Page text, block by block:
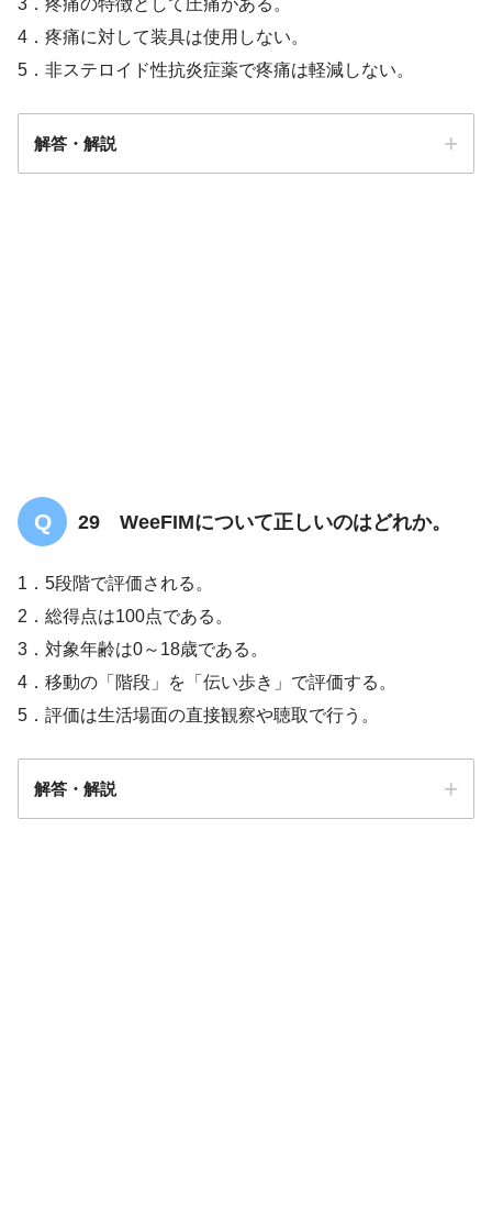
3．疼痛の特徴として圧痛がある。
4．疼痛に対して装具は使用しない。
5．非ステロイド性抗炎症薬で疼痛は軽減しない。
解答・解説
29 WeeFIMについて正しいのはどれか。
1．5段階で評価される。
2．総得点は100点である。
3．対象年齢は0～18歳である。
4．移動の「階段」を「伝い歩き」で評価する。
5．評価は生活場面の直接観察や聴取で行う。
解答・解説